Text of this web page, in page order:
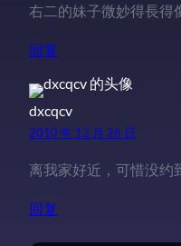
右二的妹子微妙得長得
回复
dxcqcv
2010 年 12 月 26 日
离我家好近，可惜没约
回复